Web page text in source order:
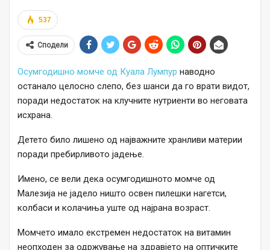
537
Сподели
Осумгодишно момче од Куала Лумпур наводно
останало целосно слепо, без шанси да го врати видот,
поради недостаток на клучните нутриенти во неговата
исхрана.
Детето било лишено од најважните хранливи материи
поради пребирливото јадење.
Имено, се вели дека осумгодишното момче од
Малезија не јадело ништо освен пилешки нагетси,
колбаси и колачиња уште од најрана возраст.
Момчето имало екстремен недостаток на витамин
неопходен за одржување на здравјето на оптичките